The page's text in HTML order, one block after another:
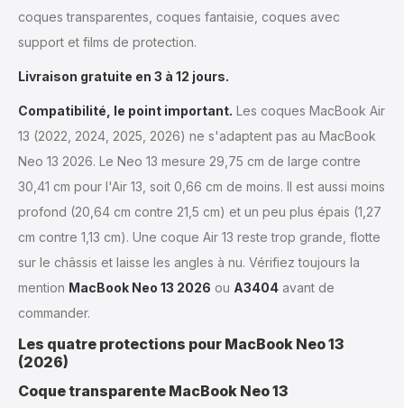
coques transparentes, coques fantaisie, coques avec
support et films de protection.
Livraison gratuite en 3 à 12 jours.
Compatibilité, le point important. Les coques MacBook Air
13 (2022, 2024, 2025, 2026) ne s'adaptent pas au MacBook
Neo 13 2026. Le Neo 13 mesure 29,75 cm de large contre
30,41 cm pour l'Air 13, soit 0,66 cm de moins. Il est aussi moins
profond (20,64 cm contre 21,5 cm) et un peu plus épais (1,27
cm contre 1,13 cm). Une coque Air 13 reste trop grande, flotte
sur le châssis et laisse les angles à nu. Vérifiez toujours la
mention MacBook Neo 13 2026 ou A3404 avant de
commander.
Les quatre protections pour MacBook Neo 13
(2026)
Coque transparente MacBook Neo 13